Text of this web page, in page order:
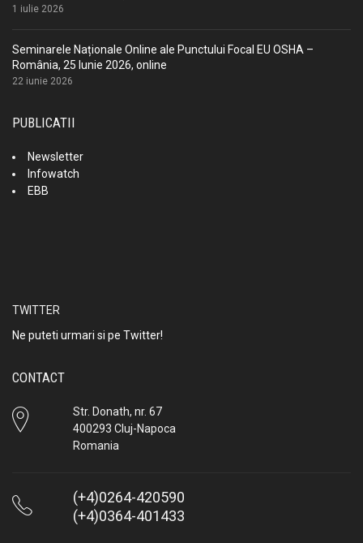
1 iulie 2026
Seminarele Naționale Online ale Punctului Focal EU OSHA –
România, 25 Iunie 2026, online
22 iunie 2026
PUBLICATII
Newsletter
Infowatch
EBB
TWITTER
Ne puteti urmari si pe Twitter!
CONTACT
Str. Donath, nr. 67
400293 Cluj-Napoca
Romania
(+4)0264-420590
(+4)0364-401433